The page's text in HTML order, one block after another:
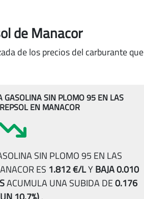
de Manacor
de los precios del carburante que
GASOLINA SIN PLOMO 95 EN LAS
EN MANACOR
SIN PLOMO 95 EN LAS
ES 1.812 €/LYBAJA 0.010
ACUMULA UNA SUBIDA DE0.176